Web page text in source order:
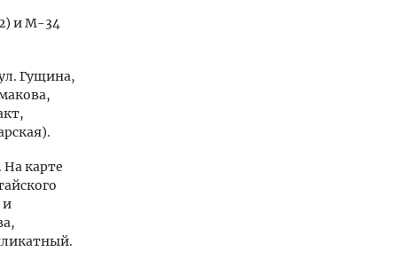
и М-34
Гущина,
карте
и